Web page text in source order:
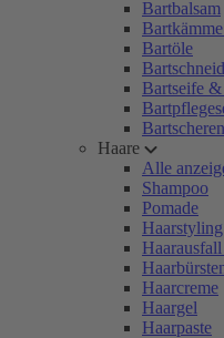
Bartbalsam
Bartöle
Bartseife
Bartscheren
Haare
Alle
Shampoo
Pomade
Haarstyling
Haarcreme
Haargel
Haarpaste